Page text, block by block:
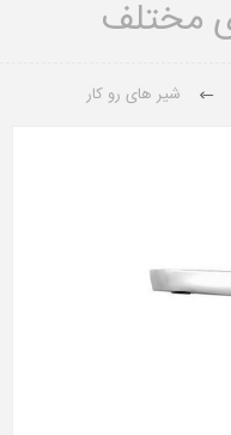
شیر های رو کار